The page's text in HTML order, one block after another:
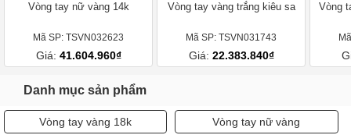
Vòng tay nữ vàng 14k
Mã SP: TSVN032623
Giá: 41.604.960₫
Vòng tay vàng trắng kiêu sa
Mã SP: TSVN031743
Giá: 22.383.840₫
Vòng
Danh mục sản phẩm
Vòng tay vàng 18k Vòng tay nữ vàng